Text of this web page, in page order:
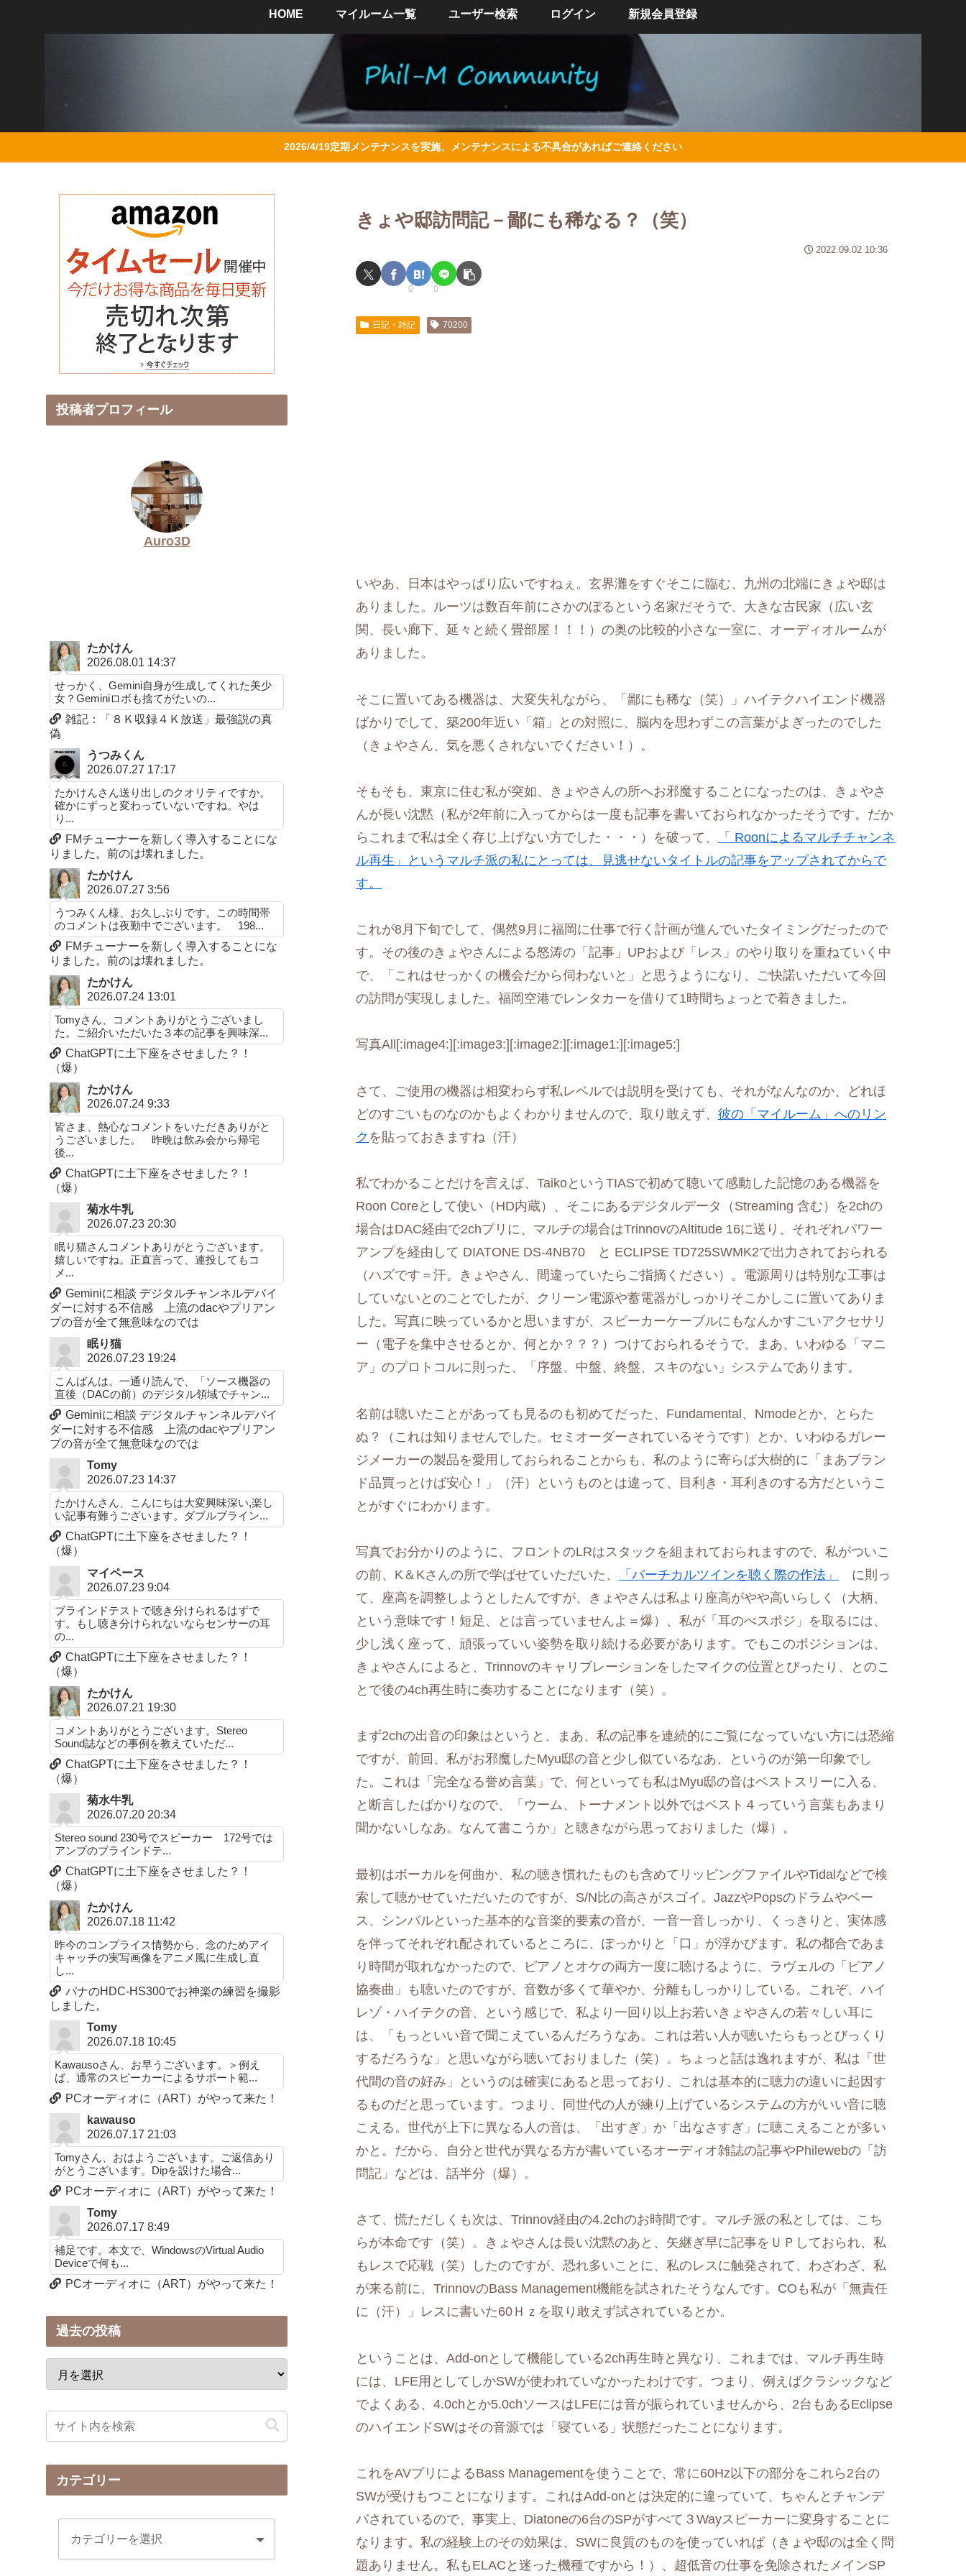
HOME マイルーム一覧 ユーザー検索 ログイン 新規会員登録
2026/4/19定期メンテナンスを実施、メンテナンスによる不具合があればご連絡ください
きょや邸訪問記－鄙にも稀なる？（笑）
2022.09.02 10:36
0 0
日記・雑記 70200
いやあ、日本はやっぱり広いですねぇ。玄界灘をすぐそこに臨む、九州の北端にきょや邸は
ありました。ルーツは数百年前にさかのぼるという名家だそうで、大きな古民家（広い玄
関、長い廊下、延々と続く畳部屋！！！）の奥の比較的小さな一室に、オーディオルームが
ありました。
そこに置いてある機器は、大変失礼ながら、「鄙にも稀な（笑）」ハイテクハイエンド機器
ばかりでして、築200年近い「箱」との対照に、脳内を思わずこの言葉がよぎったのでした
（きょやさん、気を悪くされないでください！）。
そもそも、東京に住む私が突如、きょやさんの所へお邪魔することになったのは、きょやさ
んが長い沈黙（私が2年前に入ってからは一度も記事を書いておられなかったそうです。だか
らこれまで私は全く存じ上げない方でした・・・）を破って、
「 Roonによるマルチチャンネ
ル再生」というマルチ派の私にとっては、見逃せないタイトルの記事をアップされてからで
す。
これが8月下旬でして、偶然9月に福岡に仕事で行く計画が進んでいたタイミングだったので
す。その後のきょやさんによる怒涛の「記事」UPおよび「レス」のやり取りを重ねていく中
で、「これはせっかくの機会だから伺わないと」と思うようになり、ご快諾いただいて今回
の訪問が実現しました。福岡空港でレンタカーを借りて1時間ちょっとで着きました。
写真All[:image4:][:image3:][:image2:][:image1:][:image5:]
さて、ご使用の機器は相変わらず私レベルでは説明を受けても、それがなんなのか、どれほ
どのすごいものなのかもよくわかりませんので、取り敢えず、 彼の「マイルーム」へのリン
ク を貼っておきますね（汗）
私でわかることだけを言えば、TaikoというTIASで初めて聴いて感動した記憶のある機器を
Roon Coreとして使い（HD内蔵）、そこにあるデジタルデータ（Streaming 含む）を2chの
場合はDAC経由で2chプリに、マルチの場合はTrinnovのAltitude 16に送り、それぞれパワー
アンプを経由して DIATONE DS-4NB70 と ECLIPSE TD725SWMK2で出力されておられる
（ハズです＝汗。きょやさん、間違っていたらご指摘ください）。電源周りは特別な工事は
していないとのことでしたが、クリーン電源や蓄電器がしっかりそこかしこに置いてありま
した。写真に映っているかと思いますが、スピーカーケーブルにもなんかすごいアクセサリ
ー（電子を集中させるとか、何とか？？？）つけておられるそうで、まあ、いわゆる「マニ
ア」のプロトコルに則った、「序盤、中盤、終盤、スキのない」システムであります。
名前は聴いたことがあっても見るのも初めてだった、Fundamental、Nmodeとか、とらた
ぬ？（これは知りませんでした。セミオーダーされているそうです）とか、いわゆるガレー
ジメーカーの製品を愛用しておられることからも、私のように寄らば大樹的に「まあブラン
ド品買っとけば安心！」（汗）というものとは違って、目利き・耳利きのする方だというこ
とがすぐにわかります。
写真でお分かりのように、フロントのLRはスタックを組まれておられますので、私がついこ
の前、K＆Kさんの所で学ばせていただいた、
「バーチカルツインを聴く際の作法」
に則っ
て、座高を調整しようとしたんですが、きょやさんは私より座高がやや高いらしく（大柄、
という意味です！短足、とは言っていませんよ＝爆）、私が「耳のべスポジ」を取るには、
少し浅く座って、頑張っていい姿勢を取り続ける必要があります。でもこのポジションは、
きょやさんによると、Trinnovのキャリブレーションをしたマイクの位置とぴったり、とのこ
とで後の4ch再生時に奏功することになります（笑）。
まず2chの出音の印象はというと、まあ、私の記事を連続的にご覧になっていない方には恐縮
ですが、前回、私がお邪魔したMyu邸の音と少し似ているなあ、というのが第一印象でし
た。これは「完全なる誉め言葉」で、何といっても私はMyu邸の音はベストスリーに入る、
と断言したばかりなので、「ウーム、トーナメント以外ではベスト４っていう言葉もあまり
聞かないしなあ。なんて書こうか」と聴きながら思っておりました（爆）。
最初はボーカルを何曲か、私の聴き慣れたものも含めてリッピングファイルやTidalなどで検
索して聴かせていただいたのですが、S/N比の高さがスゴイ。JazzやPopsのドラムやベー
ス、シンバルといった基本的な音楽的要素の音が、一音一音しっかり、くっきりと、実体感
を伴ってそれぞれ配されているところに、ぽっかりと「口」が浮かびます。私の都合であま
り時間が取れなかったので、ピアノとオケの両方一度に聴けるように、ラヴェルの「ピアノ
協奏曲」も聴いたのですが、音数が多くて華やか、分離もしっかりしている。これぞ、ハイ
レゾ・ハイテクの音、という感じで、私より一回り以上お若いきょやさんの若々しい耳に
は、「もっといい音で聞こえているんだろうなあ。これは若い人が聴いたらもっとびっくり
するだろうな」と思いながら聴いておりました（笑）。ちょっと話は逸れますが、私は「世
代間の音の好み」というのは確実にあると思っており、これは基本的に聴力の違いに起因す
るものだと思っています。つまり、同世代の人が練り上げているシステムの方がいい音に聴
こえる。世代が上下に異なる人の音は、「出すぎ」か「出なさすぎ」に聴こえることが多い
かと。だから、自分と世代が異なる方が書いているオーディオ雑誌の記事やPhilewebの「訪
問記」などは、話半分（爆）。
さて、慌ただしくも次は、Trinnov経由の4.2chのお時間です。マルチ派の私としては、こち
らが本命です（笑）。きょやさんは長い沈黙のあと、矢継ぎ早に記事をＵＰしておられ、私
もレスで応戦（笑）したのですが、恐れ多いことに、私のレスに触発されて、わざわざ、私
が来る前に、TrinnovのBass Management機能を試されたそうなんです。COも私が「無責任
に（汗）」レスに書いた60Ｈｚを取り敢えず試されているとか。
ということは、Add-onとして機能している2ch再生時と異なり、これまでは、マルチ再生時
には、LFE用としてしかSWが使われていなかったわけです。つまり、例えばクラシックなど
でよくある、4.0chとか5.0chソースはLFEには音が振られていませんから、2台もあるEclipse
のハイエンドSWはその音源では「寝ている」状態だったことになります。
これをAVプリによるBass Managementを使うことで、常に60Hz以下の部分をこれら2台の
SWが受けもつことになります。これはAdd-onとは決定的に違っていて、ちゃんとチャンデ
バされているので、事実上、Diatoneの6台のSPがすべて３Wayスピーカーに変身することに
なります。私の経験上のその効果は、SWに良質のものを使っていれば（きょや邸のは全く問
題ありません。私もELACと迷った機種ですから！）、超低音の仕事を免除されたメインSP
投稿者プロフィール
Auro3D
たかけん
2026.08.01 14:37
せっかく、Gemini自身が生成してくれた美少
女？Geminiロボも捨てがたいの...
雑記：「８Ｋ収録４Ｋ放送」最強説の真
偽
うつみくん
2026.07.27 17:17
たかけんさん送り出しのクオリティですか。
確かにずっと変わっていないですね。やは
り...
FMチューナーを新しく導入することにな
りました。前のは壊れました。
たかけん
2026.07.27 3:56
うつみくん様、お久しぶりです。この時間帯
のコメントは夜勤中でございます。 198...
FMチューナーを新しく導入することにな
りました。前のは壊れました。
たかけん
2026.07.24 13:01
Tomyさん、コメントありがとうございまし
た。ご紹介いただいた３本の記事を興味深...
ChatGPTに土下座をさせました？！
（爆）
たかけん
2026.07.24 9:33
皆さま、熱心なコメントをいただきありがと
うございました。 昨晩は飲み会から帰宅
後...
ChatGPTに土下座をさせました？！
（爆）
菊水牛乳
2026.07.23 20:30
眠り猫さんコメントありがとうございます。
嬉しいですね。正直言って、連投してもコ
メ...
Geminiに相談 デジタルチャンネルデバイ
ダーに対する不信感 上流のdacやプリアン
プの音が全て無意味なのでは
眠り猫
2026.07.23 19:24
こんばんは。一通り読んで、「ソース機器の
直後（DACの前）のデジタル領域でチャン...
Geminiに相談 デジタルチャンネルデバイ
ダーに対する不信感 上流のdacやプリアン
プの音が全て無意味なのでは
Tomy
2026.07.23 14:37
たかけんさん、こんにちは大変興味深い,楽し
い記事有難うございます。ダブルブライン...
ChatGPTに土下座をさせました？！
（爆）
マイペース
2026.07.23 9:04
ブラインドテストで聴き分けられるはずで
す。もし聴き分けられないならセンサーの耳
の...
ChatGPTに土下座をさせました？！
（爆）
たかけん
2026.07.21 19:30
コメントありがとうございます。Stereo
Sound誌などの事例を教えていただ...
ChatGPTに土下座をさせました？！
（爆）
菊水牛乳
2026.07.20 20:34
Stereo sound 230号でスピーカー 172号では
アンプのブラインドテ...
ChatGPTに土下座をさせました？！
（爆）
たかけん
2026.07.18 11:42
昨今のコンプライス情勢から、念のためアイ
キャッチの実写画像をアニメ風に生成し直
し...
パナのHDC-HS300でお神楽の練習を撮影
しました。
Tomy
2026.07.18 10:45
Kawausoさん、お早うございます。＞例え
ば、通常のスピーカーによるサポート範...
PCオーディオに（ART）がやって来た！
kawauso
2026.07.17 21:03
Tomyさん、おはようございます。ご返信あり
がとうございます。Dipを設けた場合...
PCオーディオに（ART）がやって来た！
Tomy
2026.07.17 8:49
補足です。本文で、WindowsのVirtual Audio
Deviceで何も...
PCオーディオに（ART）がやって来た！
過去の投稿
カテゴリー